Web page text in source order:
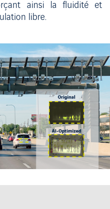
ainsi la fluidité et
libre.